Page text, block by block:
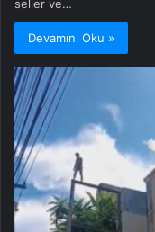
seller ve…
Devamını Oku »